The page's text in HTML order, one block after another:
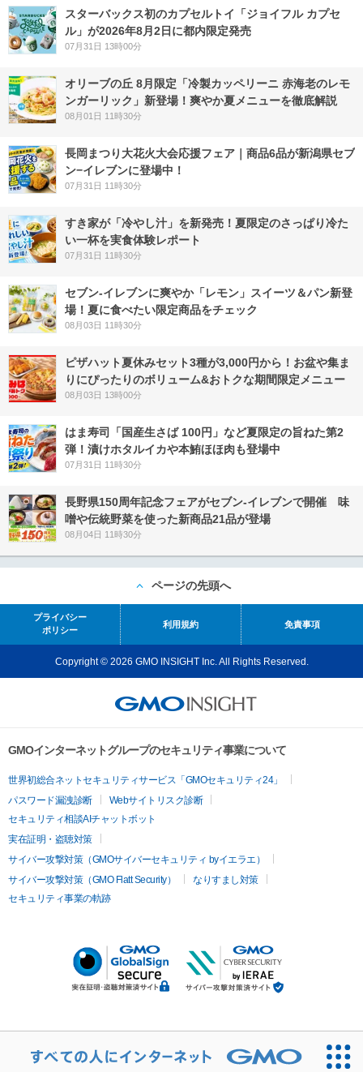
スターバックス初のカプセルトイ「ジョイフル カプセ
ル」が2026年8月2日に都内限定発売
07月31日 13時00分
オリーブの丘 8月限定「冷製カッペリーニ 赤海老のレモ
ンガーリック」新登場！爽やか夏メニューを徹底解説
08月01日 11時30分
長岡まつり大花火大会応援フェア｜商品6品が新潟県セブ
ン−イレブンに登場中！
07月31日 11時30分
すき家が「冷やし汁」を新発売！夏限定のさっぱり冷た
い一杯を実食体験レポート
07月31日 11時30分
セブン‐イレブンに爽やか「レモン」スイーツ＆パン新登
場！夏に食べたい限定商品をチェック
08月03日 11時30分
ピザハット夏休みセット3種が3,000円から！お盆や集ま
りにぴったりのボリューム&おトクな期間限定メニュー
08月03日 13時00分
はま寿司「国産生さば 100円」など夏限定の旨ねた第2
弾！漬けホタルイカや本鮪ほほ肉も登場中
07月31日 11時30分
長野県150周年記念フェアがセブン-イレブンで開催 味
噌や伝統野菜を使った新商品21品が登場
08月04日 11時30分
ページの先頭へ
プライバシー
ポリシー
利用規約 免責事項
Copyright © 2026 GMO INSIGHT Inc. All Rights Reserved.
GMOインターネットグループのセキュリティ事業について
世界初総合ネットセキュリティサービス「GMOセキュリティ24」
パスワード漏洩診断
Webサイトリスク診断
セキュリティ相談AIチャットボット
実在証明・盗聴対策
サイバー攻撃対策（GMOサイバーセキュリティ byイエラエ）
サイバー攻撃対策（GMO Flatt Security）
なりすまし対策
セキュリティ事業の軌跡